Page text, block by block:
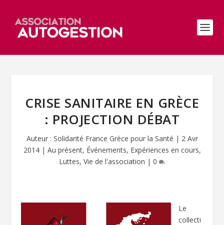
CRISE SANITAIRE EN GRÈCE
: PROJECTION DÉBAT
Auteur : Solidarité France Grèce pour la Santé | 2 Avr
2014| Au présent, Événements, Expériences en cours,
Luttes, Vie de l'association | 0
Le
collecti